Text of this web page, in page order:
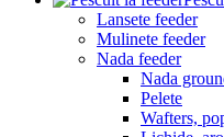
Lansete feeder
Mulinete feeder
Nada feeder
Nada
Pelete
Wafters,